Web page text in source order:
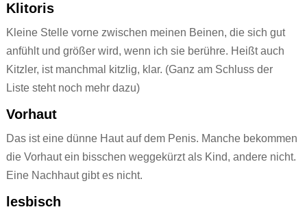
Klitoris
Kleine Stelle vorne zwischen meinen Beinen, die sich gut
anfühlt und größer wird, wenn ich sie berühre. Heißt auch
Kitzler, ist manchmal kitzlig, klar. (Ganz am Schluss der
Liste steht noch mehr dazu)
Vorhaut
Das ist eine dünne Haut auf dem Penis. Manche bekommen
die Vorhaut ein bisschen weggekürzt als Kind, andere nicht.
Eine Nachhaut gibt es nicht.
lesbisch